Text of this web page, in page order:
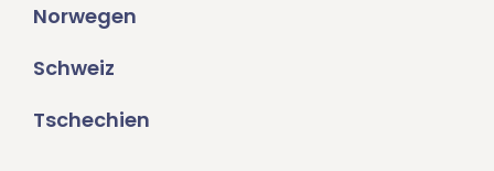
Norwegen
Schweiz
Tschechien